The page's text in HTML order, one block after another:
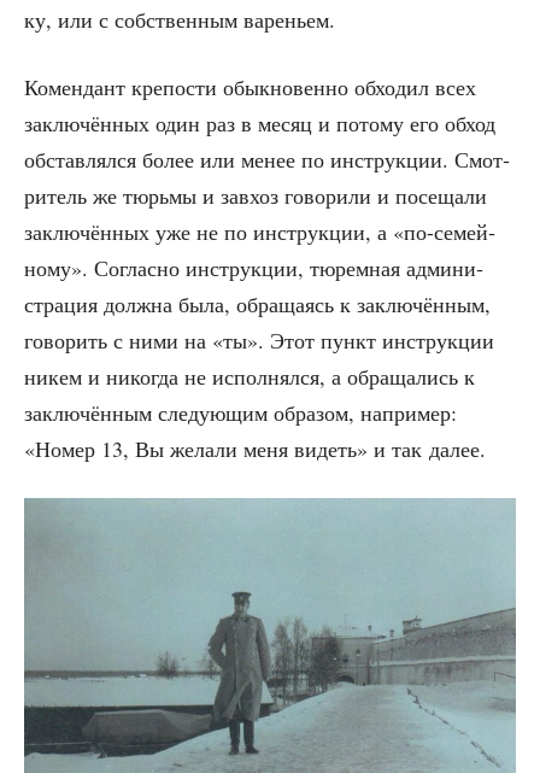
ку, или с соб­ствен­ным вареньем.
Комен­дант кре­по­сти обык­но­вен­но обхо­дил всех
заклю­чён­ных один раз в месяц и пото­му его обход
обстав­лял­ся более или менее по инструк­ции. Смот­
ри­тель же тюрь­мы и зав­хоз гово­ри­ли и посе­ща­ли
заклю­чён­ных уже не по инструк­ции, а «по-семей­
но­му». Соглас­но инструк­ции, тюрем­ная адми­ни­
стра­ция долж­на была, обра­ща­ясь к заклю­чён­ным,
гово­рить с ними на «ты». Этот пункт инструк­ции
никем и нико­гда не испол­нял­ся, а обра­ща­лись к
заклю­чён­ным сле­ду­ю­щим обра­зом, напри­мер:
«Номер 13, Вы жела­ли меня видеть» и так далее.